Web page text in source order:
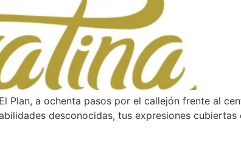
Plan, a ochenta pasos por el callejón frente al
desconocidas, tus expresiones cubiertas